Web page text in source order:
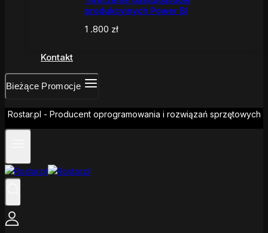
produkcyjnych Power BI
1 .800 zł
Kontakt
Bieżące Promocje
Rostar.pl - Producent oprogramowania i rozwiązań sprzętowych